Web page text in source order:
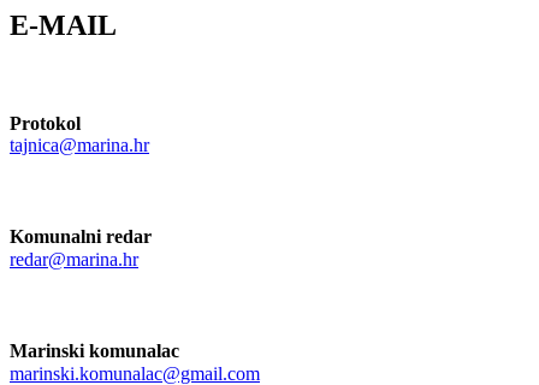
E-MAIL
Protokol
tajnica@marina.hr
Komunalni redar
redar@marina.hr
Marinski komunalac
marinski.komunalac@gmail.com